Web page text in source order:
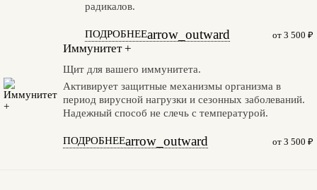
радикалов.
ПОДРОБНЕЕarrow_outward от 3 500 ₽
Иммунитет +
Щит для вашего иммунитета.
Активирует защитные механизмы организма в
период вирусной нагрузки и сезонных заболеваний.
Надежный способ не слечь с температурой.
ПОДРОБНЕЕarrow_outward от 3 500 ₽